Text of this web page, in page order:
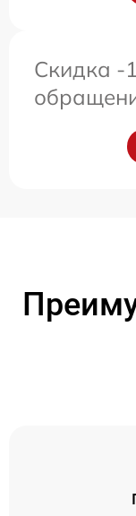
Скидка -